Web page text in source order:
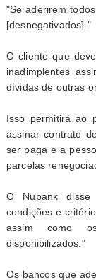
"Se aderirem
[desnegativados]."
O cliente que
inadimplentes
dívidas de outras
Isso permitirá ao
assinar contrato
ser paga e a
parcelas
O Nubank disse
condições e
assim como
disponibilizados."
Os bancos que